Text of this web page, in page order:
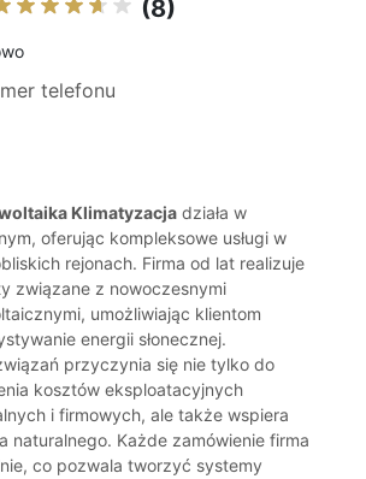
(8)
telefonu
Klimatyzacja działa w
oferując kompleksowe usługi w
rejonach. Firma od lat realizuje
związane z nowoczesnymi
umożliwiając klientom
energii słonecznej.
przyczynia się nie tylko do
kosztów eksploatacyjnych
i firmowych, ale także wspiera
naturalnego. Każde zamówienie firma
co pozwala tworzyć systemy